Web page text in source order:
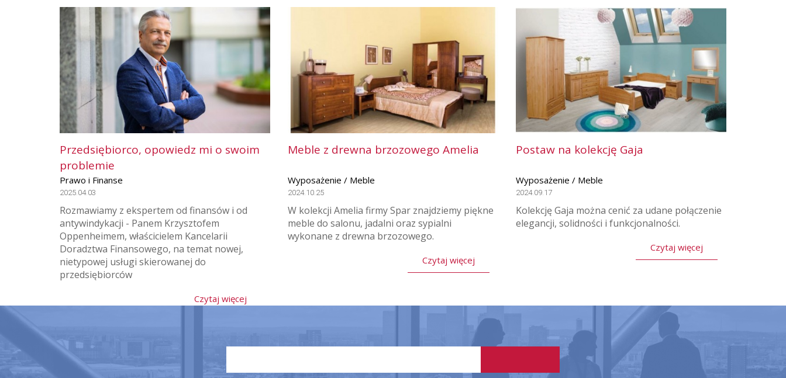
Przedsiębiorco, opowiedz mi o swoim
problemie
Prawo i Finanse
2025.04.03
Rozmawiamy z ekspertem od finansów i od
antywindykacji - Panem Krzysztofem
Oppenheimem, właścicielem Kancelarii
Doradztwa Finansowego, na temat nowej,
nietypowej usługi skierowanej do
przedsiębiorców
Czytaj więcej
Meble z drewna brzozowego Amelia
Wyposażenie / Meble
2024.10.25
W kolekcji Amelia firmy Spar znajdziemy piękne
meble do salonu, jadalni oraz sypialni
wykonane z drewna brzozowego.
Czytaj więcej
Postaw na kolekcję Gaja
Wyposażenie / Meble
2024.09.17
Kolekcję Gaja można cenić za udane połączenie
elegancji, solidności i funkcjonalności.
Czytaj więcej